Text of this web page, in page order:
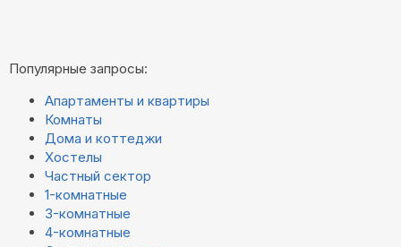
Популярные запросы:
Апартаменты и квартиры
Комнаты
Дома и коттеджи
Хостелы
Частный сектор
1-комнатные
3-комнатные
4-комнатные